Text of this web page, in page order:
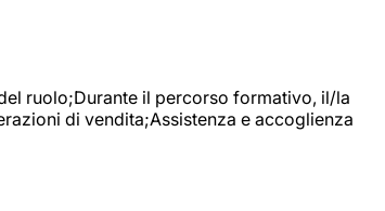
ruolo;Durante il percorso formativo, il/la
di vendita;Assistenza e accoglienza